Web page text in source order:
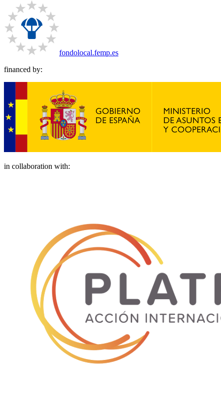
fondolocal.femp.es
financed by:
in collaboration with: